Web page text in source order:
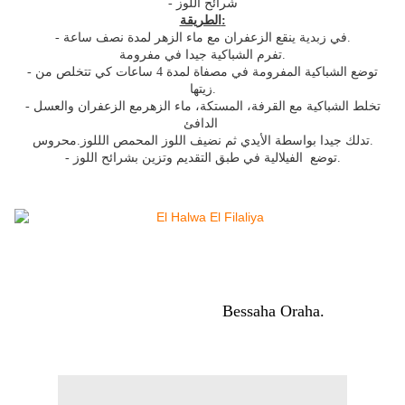
- شرائح اللوز
الطريقة:
- في زبدية ينقع الزعفران مع ماء الزهر لمدة نصف ساعة.
تفرم الشباكية جيدا في مفرومة.
- توضع الشباكية المفرومة في مصفاة لمدة 4 ساعات كي تتخلص من
زيتها.
- تخلط الشباكية مع القرفة، المستكة، ماء الزهرمع الزعفران والعسل
تدلك جيدا بواسطة الأيدي ثم نضيف اللوز المحمص الللوز.محروس.
- توضع الفيلالية في طبق التقديم وتزين بشرائح اللوز.
Bessaha Oraha.